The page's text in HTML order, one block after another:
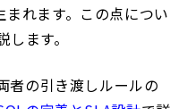
れます。この点につい
ます。
者の引き渡しルールの